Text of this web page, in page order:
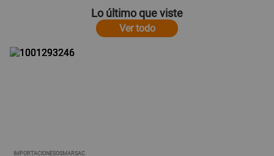
Lo último que viste
Ver todo
IMPORTACIONESOSMARSAC